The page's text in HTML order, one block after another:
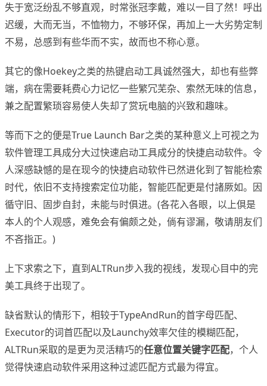
失于宽泛纷乱不够直观，时常张冠李戴，难以一目了然！呼出
迟缓，大而无当，不恤物力，不够环保，再加上一大劣势定制
不易，总感到有些华而不实，故而也不称心意。
其它的像Hoekey之类的热键启动工具诚然强大，却也有些弊
端，病在需要耗费心力记忆一些繁冗芜杂、索然无味的信息，
兼之配置繁琐容易使人失却了赏玩电脑的兴致和趣味。
等而下之的便是True Launch Bar之类的某种意义上可视之为
软件管理工具成分大过快速启动工具成分的快捷启动软件。令
人深感缺憾的是在现今的快捷启动软件已然进化到了智能检索
时代，依旧不支持搜索定位功能，智能匹配更是付諸厥如。因
循守旧、固步自封，未能与时俱进。(各花入各眼，以上倶是
本人的个人观感，难免会有偏颇之处，倘有谬漏，敬请朋友们
不吝指正。)
上下求索之下，直到ALTRun步入我的视线，发现心目中的完
美工具终于出现了。
缺省默认的情形下，相较于TypeAndRun的首字母匹配、
Executor的词首匹配以及Launchy效率欠佳的模糊匹配，
ALTRun采取的是更为灵活精巧的任意位置关键字匹配，个人
觉得快速启动软件采用这种过滤匹配方式最为得宜。